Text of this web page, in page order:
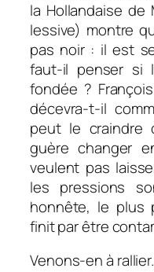
la Hollandaise de
lessive) montre
pas noir : il est
faut-il penser si
fondée ?
décevra-t-il
peut le craindre
guère changer
veulent pas
les pressions
honnête, le plus
finit par être
Venons-en à rallier.